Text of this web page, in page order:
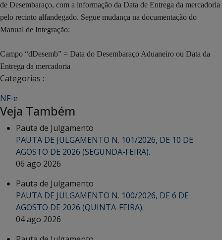
de Desembaraço, com a informação da Data de Entrega da mercadoria
pelo recinto alfandegado. Segue mudança na documentação do
Manual de Integração:
Campo “dDesemb” = Data do Desembaraço Aduaneiro ou Data da
Entrega da mercadoria
Categorias :
NF-e
Veja Também
Pauta de Julgamento
PAUTA DE JULGAMENTO N. 101/2026, DE 10 DE
AGOSTO DE 2026 (SEGUNDA-FEIRA).
06 ago 2026
Pauta de Julgamento
PAUTA DE JULGAMENTO N. 100/2026, DE 6 DE
AGOSTO DE 2026 (QUINTA-FEIRA).
04 ago 2026